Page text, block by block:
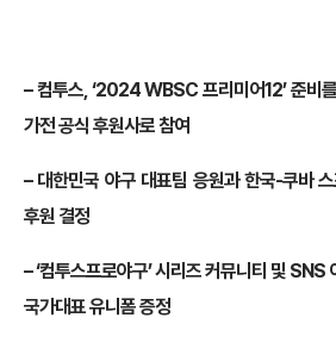
–컴투스, ‘2024 WBSC 프리미어12’ 준비
가전 공식 후원사로 참여
– 대한민국 야구 대표팀 응원과 한국-쿠바
후원 결정
–‘컴투스프로야구’ 시리즈 커뮤니티 및 SNS
국가대표 유니폼 증정